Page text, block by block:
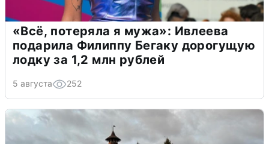
«Всё, потеряла я мужа»: Ивлеева
подарила Филиппу Бегаку дорогущую
лодку за 1,2 млн рублей
5 августа 252